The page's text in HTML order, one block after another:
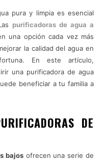
pura y limpia es esencial
purificadoras de agua a
una opción cada vez más
la calidad del agua en
En este artículo,
una purificadora de agua
beneficiar a tu familia a
DE
bajosofrecen una serie de